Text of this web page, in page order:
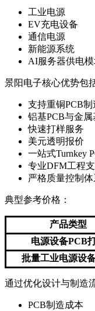
工业电源
EV充电设备
通信电源
新能源系统
AI服务器供电
景阳电子核心优势包
支持重铜PCB制
铝基PCB与金
快速打样服务
美元透明报价
一站式Turnkey
专业DFM工程
严格质量控制体
典型参考价格：
产品类型
电源设备PCB
批量工业电源设
通过优化设计与制造
PCB制造成本